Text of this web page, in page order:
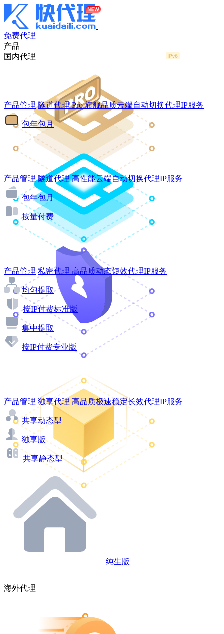
免费代理
产品
国内代理
产品管理 隧道代理Pro 旗舰品质云端自动切换代理IP服务
包年包月
产品管理 隧道代理 高性能云端自动切换代理IP服务
包年包月
按量付费
产品管理 私密代理 高品质动态短效代理IP服务
均匀提取
按IP付费标准版
集中提取
按IP付费专业版
产品管理 独享代理 高品质极速稳定长效代理IP服务
共享动态型
独享版
共享静态型
纯生版
海外代理